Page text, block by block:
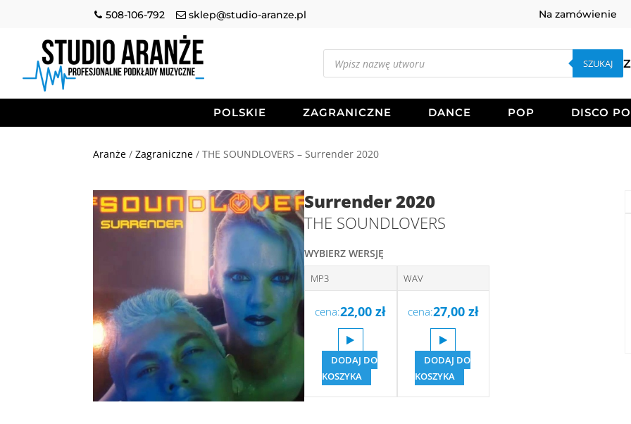
508-106-792 sklep@studio-aranze.pl Na zamówienie
Wyszukiwarka
produktów SZUKAJ
POLSKIE ZAGRANICZNE DANCE POP DISCO
Aranże / Zagraniczne / THE SOUNDLOVERS – Surrender 2020
Surrender 2020
THE SOUNDLOVERS
WYBIERZ WERSJĘ
MP3
cena:22,00zł
DODAJ DO
KOSZYKA
WAV
cena:27,00 zł
DODAJ DO
KOSZYKA